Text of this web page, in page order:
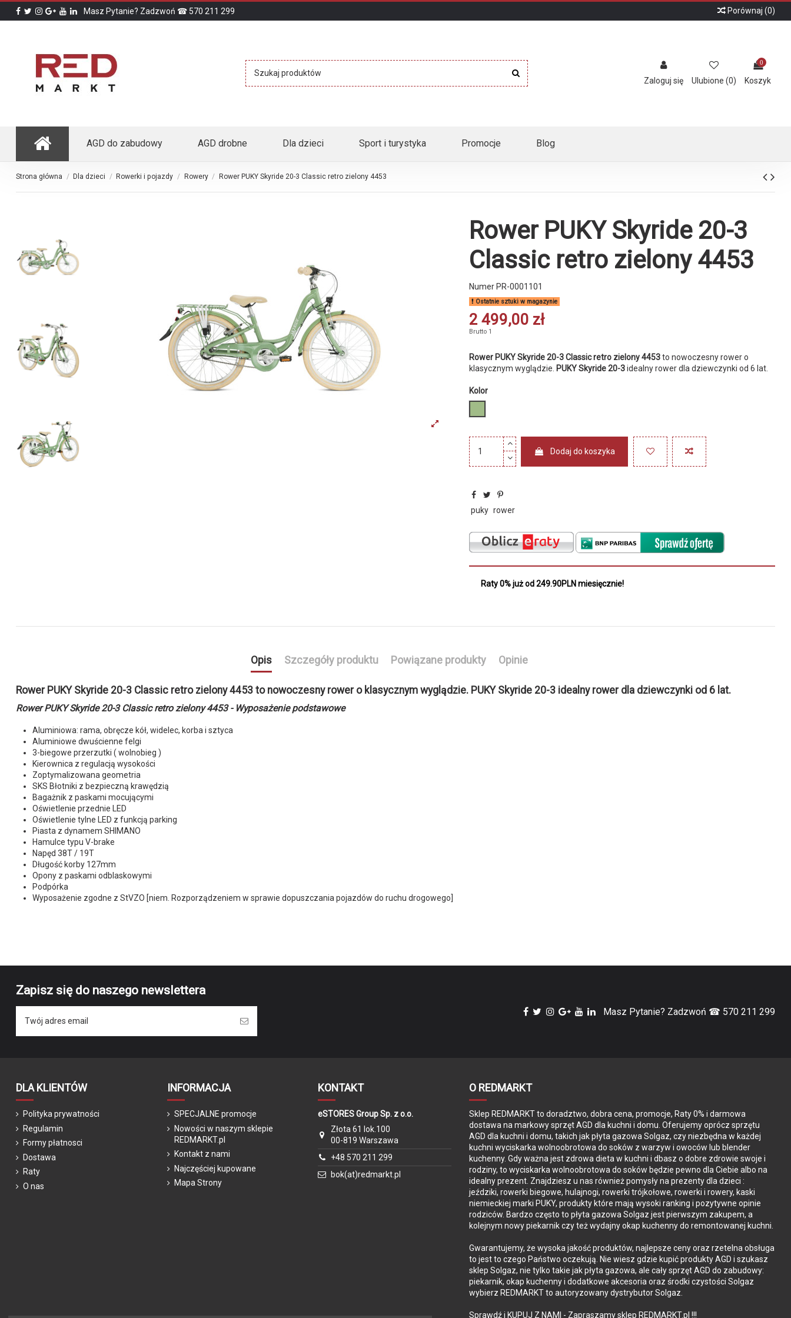
Masz Pytanie? Zadzwoń ☎ 570 211 299 Porównaj (0)
Zaloguj się Ulubione (0)
0
Koszyk
AGD do zabudowy AGD drobne Dla dzieci Sport i turystyka Promocje Blog
Strona główna Dla dzieci Rowerki i pojazdy Rowery Rower PUKY Skyride 20-3 Classic retro zielony 4453
Rower PUKY Skyride 20-3
Classic retro zielony 4453
Numer PR-0001101
Ostatnie sztuki w magazynie
2 499,00 zł
Brutto 1
Rower PUKY Skyride 20-3 Classic retro zielony 4453to nowoczesny rower o
klasycznym wyglądzie. PUKY Skyride 20-3idealny rower dla dziewczynki od 6 lat.
Kolor
Dodaj do koszyka
puky rower
Raty 0% już od 249.90PLN miesięcznie!
Opis Szczegóły produktu Powiązane produkty Opinie
Rower PUKY Skyride 20-3 Classic retro zielony 4453 to nowoczesny rower o klasycznym wyglądzie. PUKY Skyride 20-3 idealny rower dla dziewczynki od 6 lat.
Rower PUKY Skyride 20-3 Classic retro zielony 4453 - Wyposażenie podstawowe
Aluminiowa: rama, obręcze kół, widelec, korba i sztyca
Aluminiowe dwuścienne felgi
3-biegowe przerzutki ( wolnobieg )
Kierownica z regulacją wysokości
Zoptymalizowana geometria
SKS Błotniki z bezpieczną krawędzią
Bagażnik z paskami mocującymi
Oświetlenie przednie LED
Oświetlenie tylne LED z funkcją parking
Piasta z dynamem SHIMANO
Hamulce typu V-brake
Napęd 38T / 19T
Długość korby 127mm
Opony z paskami odblaskowymi
Podpórka
Wyposażenie zgodne z StVZO [niem. Rozporządzeniem w sprawie dopuszczania pojazdów do ruchu drogowego]
Długość nogi
Wysokość siodełka
Hamulce V-brake przód/V-brake tył
Regulacja kierownicy Tak
Przerzutka tylna 3-biegowa piasta SHIMANO Nexus
Oświeltenie
Dynamo SHIMANO w piaście, przedni reflektor LED ze światłem ciągłym, światło tylne LED z funkcją
światła postojowego
Błotniki SKS zabezpieczone plastikowymi końcówkami
11,3 kg (* bez pedałów i podpórki)
PUKY GmbH & Co. KG Fortuna Str. 11 42489 Wülfrath Niemcyinfo@puky.de
229,00 zł 69,00 zł
Zapisz się do naszego newslettera
Masz Pytanie? Zadzwoń ☎ 570 211 299
DLA KLIENTÓW
Polityka prywatności
Regulamin
Formy płatnosci
Dostawa
Raty
O nas
INFORMACJA
SPECJALNE promocje
Nowości w naszym sklepie
REDMARKT.pl
Kontakt z nami
Najczęściej kupowane
Mapa Strony
KONTAKT
eSTORES Group Sp. z o.o.
Złota 61 lok.100
00-819 Warszawa
+48 570 211 299
bok(at)redmarkt.pl
O REDMARKT
Sklep REDMARKT to doradztwo, dobra cena, promocje, Raty 0% i darmowa
dostawa na markowy sprzęt AGD dla kuchni i domu. Oferujemy oprócz sprzętu
AGD dla kuchni i domu, takich jak płyta gazowa Solgaz, czy niezbędna w każdej
kuchni wyciskarka wolnoobrotowa do soków z warzyw i owoców lub blender
kuchenny. Gdy ważna jest zdrowa dieta w kuchni i dbasz o dobre zdrowie swoje i
rodziny, to wyciskarka wolnoobrotowa do soków będzie pewno dla Ciebie albo na
idealny prezent. Znajdziesz u nas również pomysły na prezenty dla dzieci :
jeździki, rowerki biegowe, hulajnogi, rowerki trójkołowe, rowerki i rowery, kaski
niemieckiej marki PUKY, produkty które mają wysoki ranking i pozytywne opinie
rodziców. Bardzo często to płyta gazowa Solgaz jest pierwszym zakupem, a
kolejnym nowy piekarnik czy też wydajny okap kuchenny do remontowanej kuchni.
Gwarantujemy, że wysoka jakość produktów, najlepsze ceny oraz rzetelna obsługa
to jest to czego Państwo oczekują. Nie wiesz gdzie kupić produkty AGD i szukasz
sklep Solgaz, nie tylko takie jak płyta gazowa, ale cały sprzęt AGD do zabudowy:
piekarnik, okap kuchenny i dodatkowe akcesoria oraz środki czystości Solgaz
wybierz REDMARKT to autoryzowany dystrybutor Solgaz.
Sprawdź i KUPUJ Z NAMI - Zapraszamy sklep REDMARKT.pl !!!